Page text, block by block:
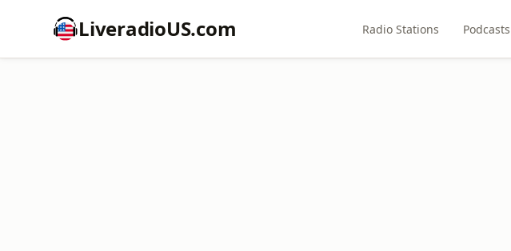
LiveradioUS.com Radio Stations Podcasts